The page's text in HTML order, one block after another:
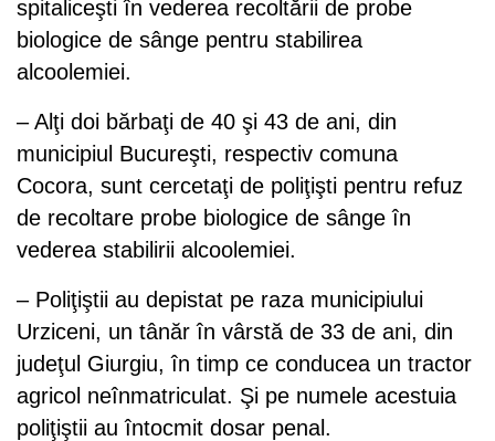
spitaliceşti în vederea recoltării de probe
biologice de sânge pentru stabilirea
alcoolemiei.
– Alţi doi bărbaţi de 40 şi 43 de ani, din
municipiul Bucureşti, respectiv comuna
Cocora, sunt cercetaţi de poliţişti pentru refuz
de recoltare probe biologice de sânge în
vederea stabilirii alcoolemiei.
– Poliţiştii au depistat pe raza municipiului
Urziceni, un tânăr în vârstă de 33 de ani, din
judeţul Giurgiu, în timp ce conducea un tractor
agricol neînmatriculat. Şi pe numele acestuia
poliţiştii au întocmit dosar penal.